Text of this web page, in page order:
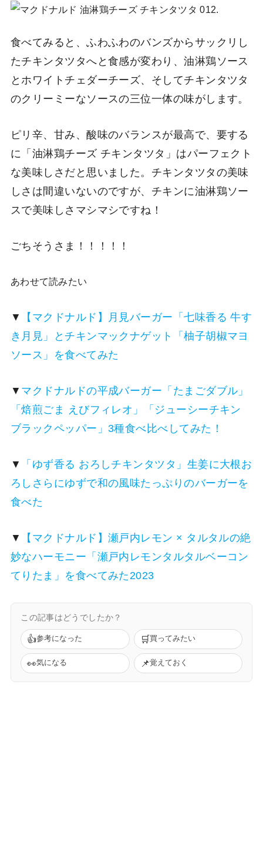
食べてみると、ふわふわのバンズからサックリし
たチキンタツタへと食感が変わり、油淋鶏ソース
とホワイトチェダーチーズ、そしてチキンタツタ
のクリーミーなソースの三位一体の味がします。
ピリ辛、甘み、酸味のバランスが最高で、要する
に「油淋鶏チーズ チキンタツタ」はパーフェクト
な美味しさだと思いました。チキンタツタの美味
しさは間違いないのですが、チキンに油淋鶏ソー
スで美味しさマシマシですね！
ごちそうさま！！！！！
あわせて読みたい
▼
【マクドナルド】月見バーガー「七味香る 牛す
き月見」とチキンマックナゲット「柚子胡椒マヨ
ソース」を食べてみた
▼ マクドナルドの平成バーガー「たまごダブル」
「焙煎ごま えびフィレオ」「ジューシーチキン
ブラックペッパー」3種食べ比べしてみた！
▼
「ゆず香る おろしチキンタツタ」生姜に大根お
ろしさらにゆずで和の風味たっぷりのバーガーを
食べた
▼
【マクドナルド】瀬戸内レモン × タルタルの絶
妙なハーモニー「瀬戸内レモンタルタルベーコン
てりたま」を食べてみた2023
この記事はどうでしたか？
👍参考になった 🛒買ってみたい
👀気になる 📌覚えておく